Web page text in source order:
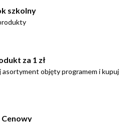
szkolny
za 1 zł
asortyment objęty programem i kupuj
Cenowy